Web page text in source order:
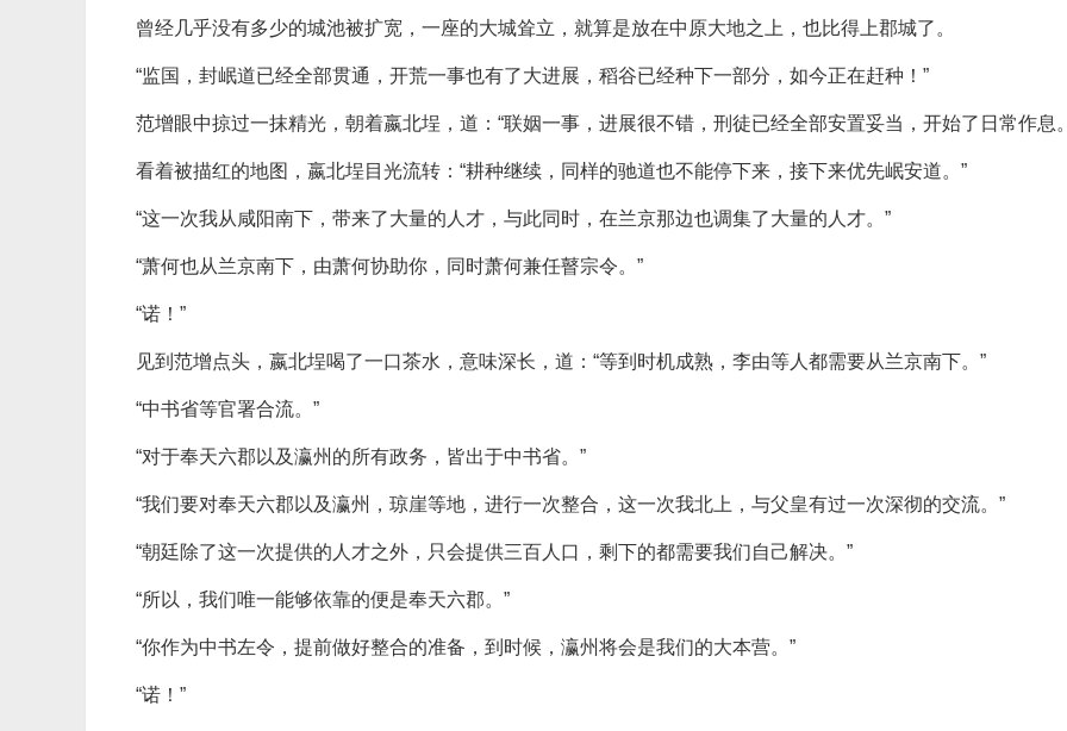
曾经几乎没有多少的城池被扩宽，一座的大城耸立，就算是放在中原大地之上，也比得上郡城了。
“监国，封岷道已经全部贯通，开荒一事也有了大进展，稻谷已经种下一部分，如今正在赶种！”
范增眼中掠过一抹精光，朝着嬴北埕，道：“联姻一事，进展很不错，刑徒已经全部安置妥当，开始了日常作息
看着被描红的地图，嬴北埕目光流转：“耕种继续，同样的驰道也不能停下来，接下来优先岷安道。”
“这一次我从咸阳南下，带来了大量的人才，与此同时，在兰京那边也调集了大量的人才。”
“萧何也从兰京南下，由萧何协助你，同时萧何兼任瞽宗令。”
“诺！”
见到范增点头，嬴北埕喝了一口茶水，意味深长，道：“等到时机成熟，李由等人都需要从兰京南下。”
“中书省等官署合流。”
“对于奉天六郡以及瀛州的所有政务，皆出于中书省。”
“我们要对奉天六郡以及瀛州，琼崖等地，进行一次整合，这一次我北上，与父皇有过一次深彻的交流。”
“朝廷除了这一次提供的人才之外，只会提供三百人口，剩下的都需要我们自己解决。”
“所以，我们唯一能够依靠的便是奉天六郡。”
“你作为中书左令，提前做好整合的准备，到时候，瀛州将会是我们的大本营。”
“诺！”